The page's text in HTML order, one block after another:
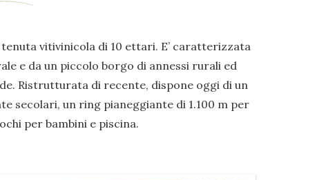
vitivinicola di 10 ettari. E’ caratterizzata
e da un piccolo borgo di annessi rurali ed
Ristrutturata di recente, dispone oggi di un
secolari, un ring pianeggiante di 1.100 m per
per bambini e piscina.